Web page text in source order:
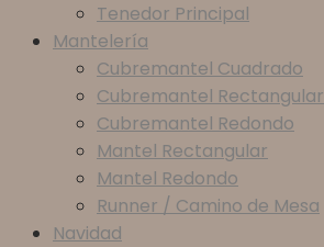
Tenedor Principal
Mantelería
Cubremantel Cuadrado
Cubremantel Rectangular
Cubremantel Redondo
Mantel Rectangular
Mantel Redondo
Runner / Camino de Mesa
Navidad